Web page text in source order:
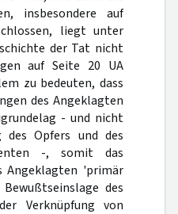
insbesondere auf
liegt unter
der Tat nicht
auf Seite 20 UA
zu bedeuten, dass
des Angeklagten
- und nicht
Opfers und des
-, somit das
Angeklagten 'primär
des
Verknüpfung von